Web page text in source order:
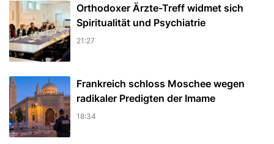
Orthodoxer Ärzte-Treff widmet sich
Spiritualität und Psychiatrie
21:27
Frankreich schloss Moschee wegen
radikaler Predigten der Imame
18:34